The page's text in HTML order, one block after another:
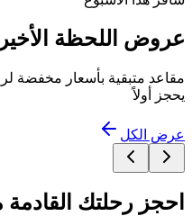
عروض اللحظة
مقاعد متبقية بأسعار مخفضة
يحجز أولاً
عرض الكل
احجز رحلتك القادمة